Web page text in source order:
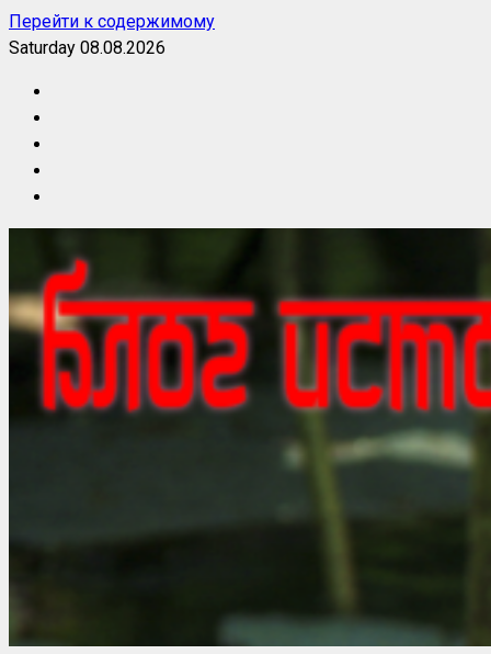
Перейти к содержимому
Saturday 08.08.2026